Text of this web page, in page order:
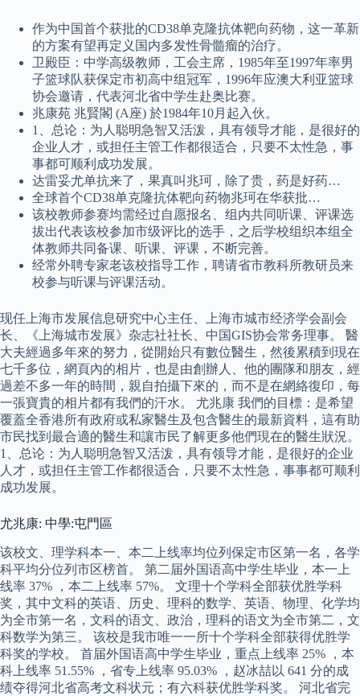
作为中国首个获批的CD38单克隆抗体靶向药物，这一革新
的方案有望再定义国内多发性骨髓瘤的治疗。
卫殿臣：中学高级教师，工会主席，1985年至1997年率男
子篮球队获保定市初高中组冠军，1996年应澳大利亚篮球
协会邀请，代表河北省中学生赴奥比赛。
兆康苑 兆賢閣 (A座) 於1984年10月起入伙。
1、总论：为人聪明急智又活泼，具有领导才能，是很好的
企业人才，或担任主管工作都很适合，只要不太性急，事
事都可顺利成功发展。
达雷妥尤单抗来了，果真叫兆珂，除了贵，药是好药…
全球首个CD38单克隆抗体靶向药物兆珂在华获批…
该校教师参赛均需经过自愿报名、组内共同听课、评课选
拔出代表该校参加市级评比的选手，之后学校组织本组全
体教师共同备课、听课、评课，不断完善。
经常外聘专家老该校指导工作，聘请省市教科所教研员来
校参与听课与评课活动。
现任上海市发展信息研究中心主任、上海市城市经济学会副会
长、《上海城市发展》杂志社社长、中国GIS协会常务理事。 醫
大夫經過多年來的努力，從開始只有數位醫生，然後累積到現在
七千多位，網頁內的相片，也是由創辦人、他的團隊和朋友，經
過差不多一年的時間，親自拍攝下來的，而不是在網絡復印，每
一張寶貴的相片都有我們的汗水。 尤兆康 我們的目標：是希望
覆蓋全香港所有政府或私家醫生及包含醫生的最新資料，這有助
市民找到最合適的醫生和讓市民了解更多他們現在的醫生狀況。
1、总论：为人聪明急智又活泼，具有领导才能，是很好的企业
人才，或担任主管工作都很适合，只要不太性急，事事都可顺利
成功发展。
尤兆康: 中學:屯門區
该校文、理学科本一、本二上线率均位列保定市区第一名，各学
科平均分位列市区榜首。 第二届外国语高中学生毕业，本一上
线率 37% ，本二上线率 57%。 文理十个学科全部获优胜学科
奖，其中文科的英语、历史、理科的数学、英语、物理、化学均
为全市第一名，文科的语文、政治，理科的语文为全市第二，文
科数学为第三。 该校是我市唯一一所十个学科全部获得优胜学
科奖的学校。 首届外国语高中学生毕业，重点上线率 25% ，本
科上线率 51.55% ，省专上线率 95.03% ，赵冰喆以 641 分的成
绩夺得河北省高考文科状元；有六科获优胜学科奖。 河北省完